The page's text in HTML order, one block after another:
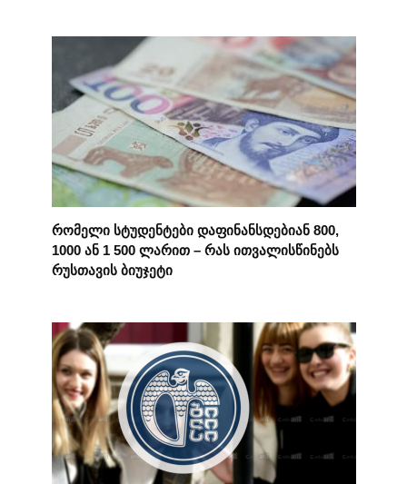
რომელი სტუდენტები დაფინანსდებიან 800,
1000 ან 1 500 ლარით – რას ითვალისწინებს
რუსთავის ბიუჯეტი